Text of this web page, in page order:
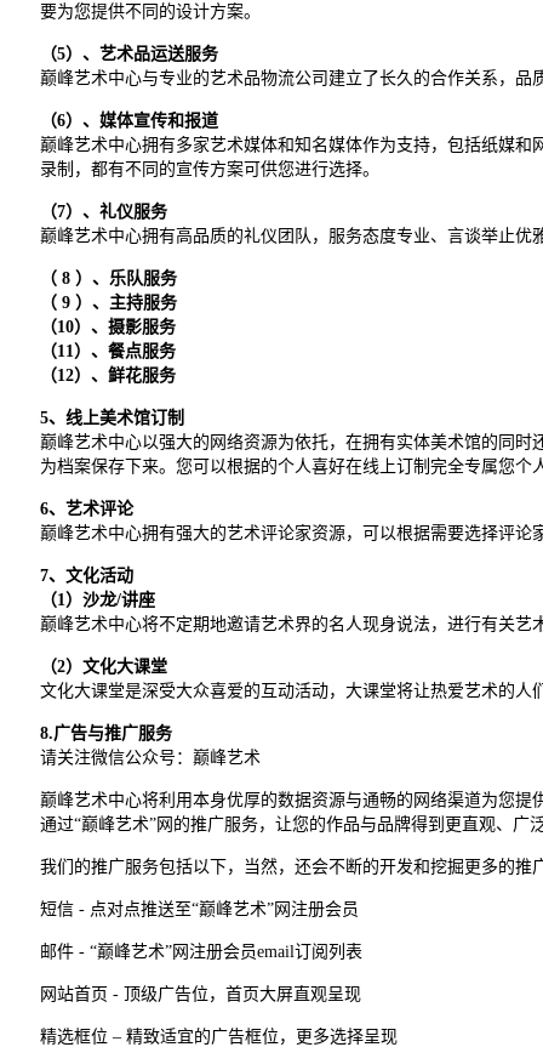
要为您提供不同的设计方案。
（5）、艺术品运送服务
巅峰艺术中心与专业的艺术品物流公司建立了长久的合作关系，品
（6）、媒体宣传和报道
巅峰艺术中心拥有多家艺术媒体和知名媒体作为支持，包括纸媒
录制，都有不同的宣传方案可供您进行选择。
（7）、礼仪服务
巅峰艺术中心拥有高品质的礼仪团队，服务态度专业、言谈举止优
（ 8 ）、乐队服务
（ 9 ）、主持服务
（10）、摄影服务
（11）、餐点服务
（12）、鲜花服务
5、线上美术馆订制
巅峰艺术中心以强大的网络资源为依托，在拥有实体美术馆的同
为档案保存下来。您可以根据的个人喜好在线上订制完全专属您
6、艺术评论
巅峰艺术中心拥有强大的艺术评论家资源，可以根据需要选择评
7、文化活动
（1）沙龙/讲座
巅峰艺术中心将不定期地邀请艺术界的名人现身说法，进行有关艺
（2）文化大课堂
文化大课堂是深受大众喜爱的互动活动，大课堂将让热爱艺术的
8.广告与推广服务
请关注微信公众号：巅峰艺术
巅峰艺术中心将利用本身优厚的数据资源与通畅的网络渠道为您
通过“巅峰艺术”网的推广服务，让您的作品与品牌得到更直观、广
我们的推广服务包括以下，当然，还会不断的开发和挖掘更多的推
短信 - 点对点推送至“巅峰艺术”网注册会员
邮件 - “巅峰艺术”网注册会员email订阅列表
网站首页 - 顶级广告位，首页大屏直观呈现
精选框位 – 精致适宜的广告框位，更多选择呈现